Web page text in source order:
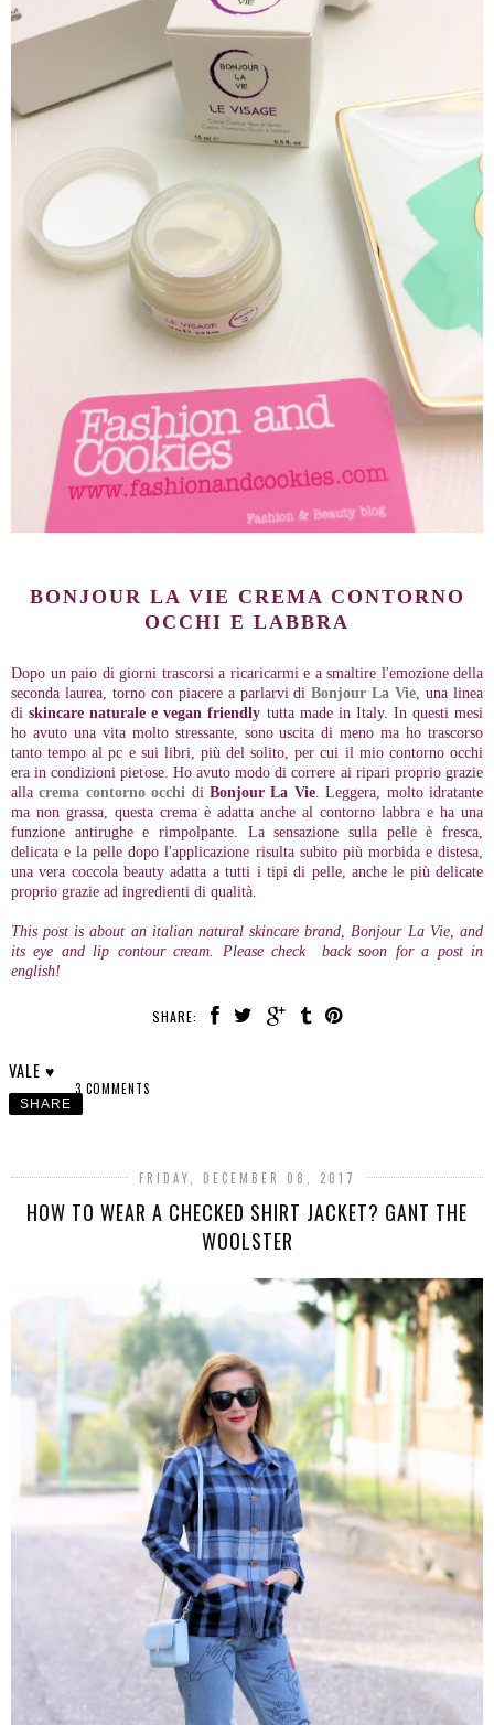
BONJOUR LA VIE CREMA CONTORNO
OCCHI E LABBRA
Dopo un paio di giorni trascorsi a ricaricarmi e a smaltire l'emozione della
seconda laurea, torno con piacere a parlarvi diBonjour La Vie , una linea
diskincare naturale e vegan friendly tutta made in Italy. In questi mesi
ho avuto una vita molto stressante, sono uscita di meno ma ho trascorso
tanto tempo al pc e sui libri, più del solito, per cui il mio contorno occhi
era in condizioni pietose. Ho avuto modo di correre ai ripari proprio grazie
alla crema contorno occhi diBonjour La Vie. Leggera, molto idratante
ma non grassa, questa crema è adatta anche al contorno labbra e ha una
funzione antirughe e rimpolpante. La sensazione sulla pelle è fresca,
delicata e la pelle dopo l'applicazione risulta subito più morbida e distesa,
una vera coccola beauty adatta a tutti i tipi di pelle, anche le più delicate
proprio grazie ad ingredienti di qualità.
This post is about an italian natural skincare brand, Bonjour La Vie, and
its eye and lip contour cream. Please check back soon for a post in
english!
SHARE:
VALE ♥
3 COMMENTS
SHARE
FRIDAY, DECEMBER 08, 2017
HOW TO WEAR A CHECKED SHIRT JACKET? GANT THE
WOOLSTER